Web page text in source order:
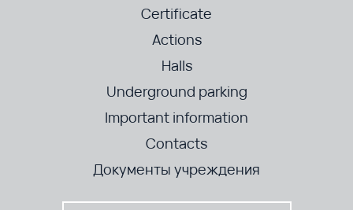
Certificate
Actions
Halls
Underground parking
Important information
Contacts
Документы учреждения